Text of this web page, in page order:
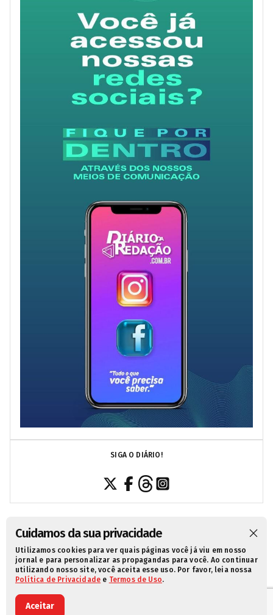
Cuidamos da sua privacidade
Utilizamos cookies para ver quais páginas você já viu em nosso
jornal e para personalizar as propagandas para você. Ao continuar
utilizando nosso site, você aceita esse uso. Por favor, leia nossa
Política de Privacidade e Termos de Uso.
Aceitar
SIGA O DIÁRIO!
SOBRE NÓSCONTATOPOLÍTICA DE PRIVACIDADE
TERMOS DE USO
© 2021 Diário da Redação. Todos os direitos reservados.